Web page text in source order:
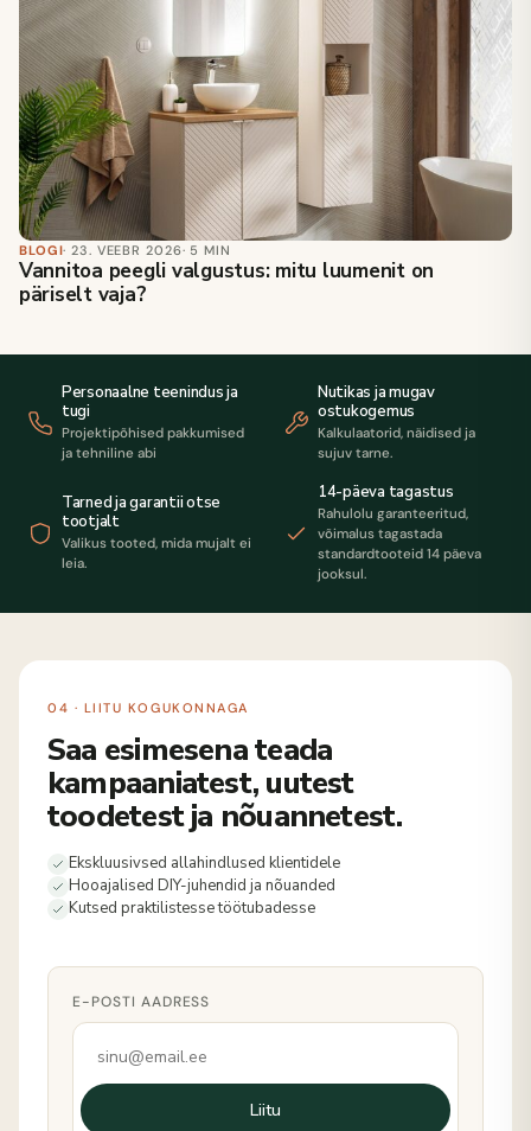
BLOGI· 23. VEEBR 2026· 5 MIN
Vannitoa peegli valgustus: mitu luumenit on
päriselt vaja?
Personaalne teenindus ja
tugi
Projektipõhised pakkumised
ja tehniline abi
Nutikas ja mugav
ostukogemus
Kalkulaatorid, näidised ja
sujuv tarne.
Tarned ja garantii otse
tootjalt
Valikus tooted, mida mujalt ei
leia.
14-päeva tagastus
Rahulolu garanteeritud,
võimalus tagastada
standardtooteid 14 päeva
jooksul.
04 · LIITU KOGUKONNAGA
Saa esimesena teada
kampaaniatest, uutest
toodetest ja nõuannetest.
Ekskluusivsed allahindlused klientidele
Hooajalised DIY-juhendid ja nõuanded
Kutsed praktilistesse töötubadesse
E-POSTI AADRESS
Liitu